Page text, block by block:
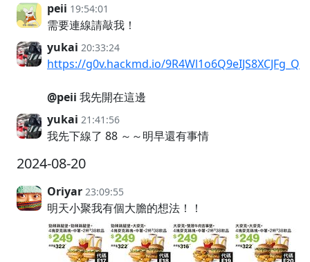
peii 19:54:01
需要連線請敲我！
yukai 20:33:24
https://g0v.hackmd.io/9R4Wl1o6Q9eIJS8XCJFg_Q
@peii 我先開在這邊
yukai 21:41:56
我先下線了 88 ～～明早還有事情
2024-08-20
Oriyar 23:09:55
明天小聚我有個大膽的想法！！